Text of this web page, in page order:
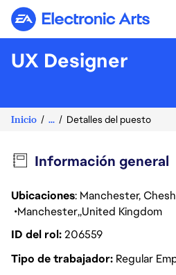
Electronic Arts
UX Designer
Inicio ... Detalles del puesto
Información general
Ubicaciones: Manchester,
Manchester United Kingdom
ID del rol206559
Tipo de trabajador Regular